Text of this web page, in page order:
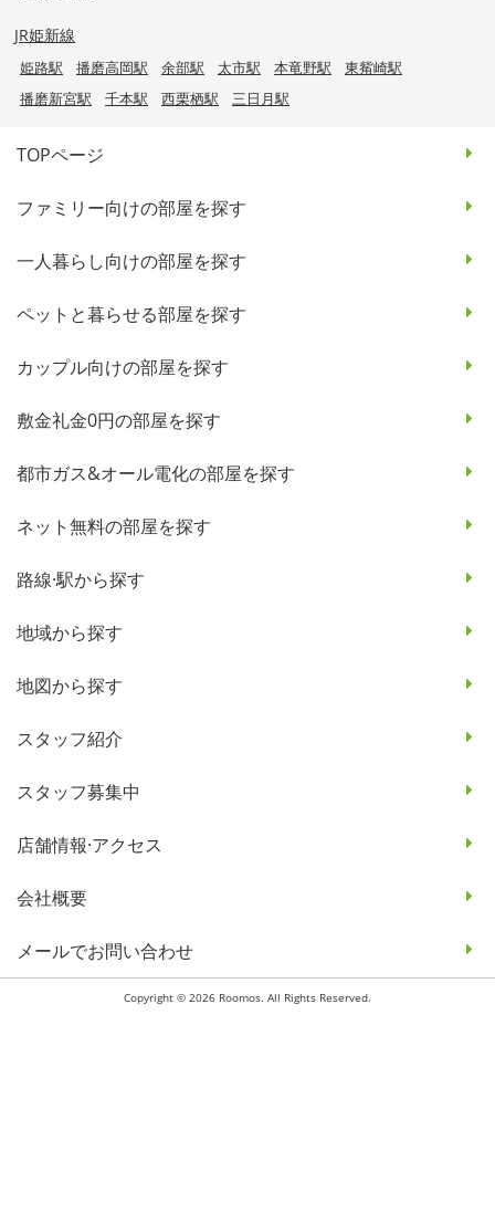
JR姫新線
姫路駅 播磨高岡駅 余部駅 太市駅 本竜野駅
東觜崎駅
播磨新宮駅
千本駅 西栗栖駅 三日月駅
TOPページ
ファミリー向けの部屋を探す
一人暮らし向けの部屋を探す
ペットと暮らせる部屋を探す
カップル向けの部屋を探す
敷金礼金0円の部屋を探す
都市ガス&オール電化の部屋を探す
ネット無料の部屋を探す
路線·駅から探す
地域から探す
地図から探す
スタッフ紹介
スタッフ募集中
店舗情報·アクセス
会社概要
メールでお問い合わせ
Copyright © 2026 Roomos. All Rights Reserved.